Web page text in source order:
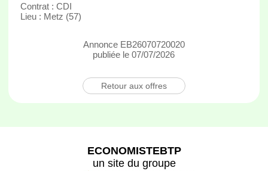
Contrat : CDI
Lieu : Metz (57)
Annonce EB26070720020
publiée le 07/07/2026
Retour aux offres
ECONOMISTEBTP
un site du groupe